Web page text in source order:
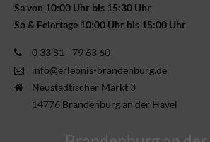
Sa von 10:00 Uhr bis 15:30 Uhr
So & Feiertage 10:00 Uhr bis 15:00 Uhr
0 33 81 - 79 63 60
info@erlebnis-brandenburg.de
Neustädtischer Markt 3
14776 Brandenburg an der Havel